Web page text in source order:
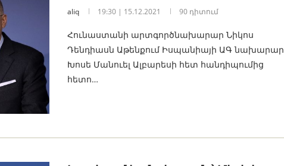
aliq 19:30 | 15.12.2021 90 դիտում
Հունաստանի արտգործնախարար Նիկոս
Դենդիասն Աթենքում Իսպանիայի ԱԳ նախարար
Խոսե Մանուել Ալբարեսի հետ հանդիպումից
հետո…